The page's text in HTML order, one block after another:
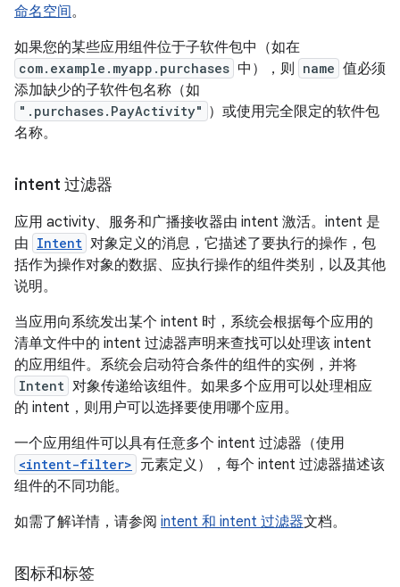
命名空间。
如果您的某些应用组件位于子软件包中（如在
com.example.myapp.purchases 中），则 name 值必须
添加缺少的子软件包名称（如
".purchases.PayActivity" ）或使用完全限定的软件包
名称。
intent 过滤器
应用 activity、服务和广播接收器由 intent 激活。 intent 是
由 Intent 对象定义的消息，它描述了要执行的操作，包
括作为操作对象的数据、应执行操作的组件类别，以及其他
说明。
当应用向系统发出某个 intent 时，系统会根据每个应用的
清单文件中的 intent 过滤器声明来查找可以处理该 intent
的应用组件。 系统会启动符合条件的组件的实例，并将
Intent 对象传递给该组件。如果多个应用可以处理相应
的 intent，则用户可以选择要使用哪个应用。
一个应用组件可以具有任意多个 intent 过滤器（使用
<intent-filter> 元素定义），每个 intent 过滤器描述该
组件的不同功能。
如需了解详情，请参阅 intent 和 intent 过滤器文档。
图标和标签